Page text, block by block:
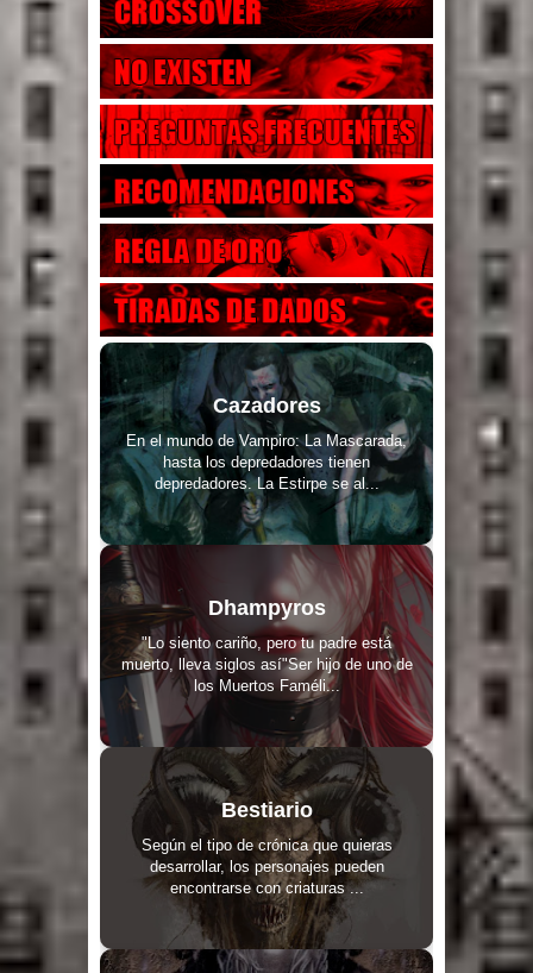
Cazadores
En el mundo de Vampiro: La Mascarada,
hasta los depredadores tienen
depredadores. La Estirpe se al...
Dhampyros
"Lo siento cariño, pero tu padre está
muerto, lleva siglos así"Ser hijo de uno de
los Muertos Faméli...
Bestiario
Según el tipo de crónica que quieras
desarrollar, los personajes pueden
encontrarse con criaturas ...